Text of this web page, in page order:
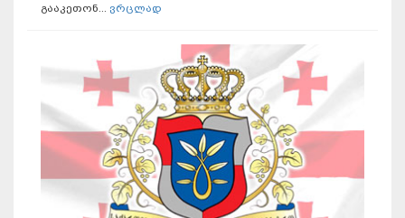
გააკეთონ... ვრცლად